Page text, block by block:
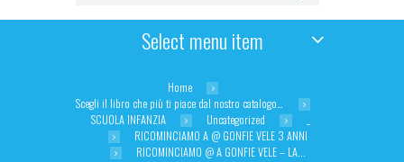
Select menu item
Home
Scegli il libro che più ti piace dal nostro catalogo…
SCUOLA INFANZIA
Uncategorized
RICOMINCIAMO A @ GONFIE VELE 3 ANNI
RICOMINCIAMO @ A GONFIE VELE – LA...